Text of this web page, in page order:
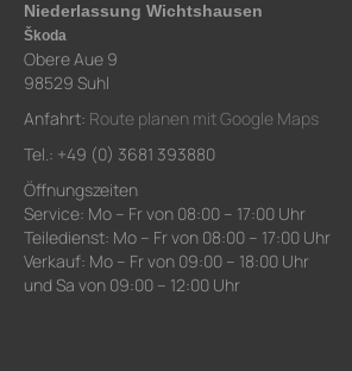
Niederlassung Wichtshausen
Škoda
Obere Aue 9
98529 Suhl
Anfahrt: Route planen mit Google Maps
Tel.: +49 (0) 3681 393880
Öffnungszeiten
Service: Mo – Fr von 08:00 – 17:00 Uhr
Teiledienst: Mo – Fr von 08:00 – 17:00 Uhr
Verkauf: Mo – Fr von 09:00 – 18:00 Uhr
und Sa von 09:00 – 12:00 Uhr